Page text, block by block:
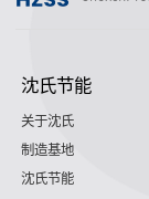
沈氏节能
关于沈氏
制造基地
沈氏节能